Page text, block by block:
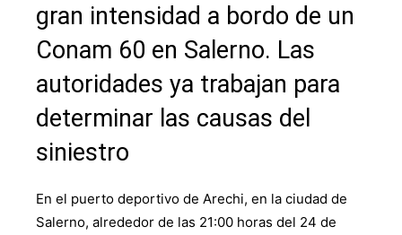
gran intensidad a bordo de un
Conam 60 en Salerno. Las
autoridades ya trabajan para
determinar las causas del
siniestro
En el puerto deportivo de Arechi, en la ciudad de
Salerno, alrededor de las 21:00 horas del 24 de